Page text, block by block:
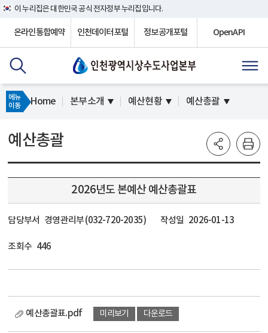
이 누리집은 대한민국 공식 전자정부 누리집입니다.
온라인통합예약 인천데이터포털 정보공개포털 OpenAPI
메뉴
이동
Home 본부소개 예산현황 예산총괄
예산총괄
2026년도 본예산 예산총괄표
담당부서 경영관리부 (032-720-2035) 작성일 2026-01-13
조회수 446
예산총괄표.pdf 미리보기 다운로드